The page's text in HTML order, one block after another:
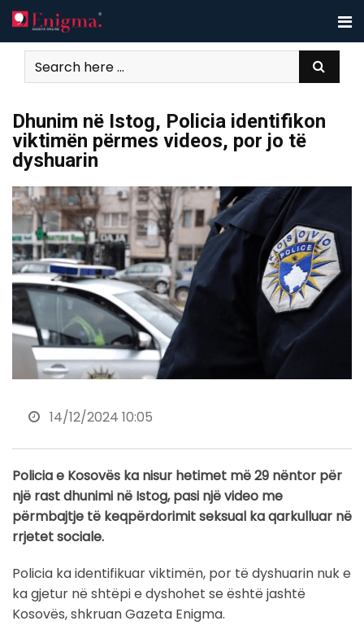
Skip
to
content
Dhunim në Istog, Policia identifikon
viktimën përmes videos, por jo të
dyshuarin
14/12/2024 10:05
Policia e Kosovës ka nisur hetimet më 29 nëntor për
një rast dhunimi në Istog, pasi një video me
përmbajtje të keqpërdorimit seksual ka qarkulluar në
rrjetet sociale.
Policia ka identifikuar viktimën, por të dyshuarin nuk e
ka gjetur në shtëpi e dyshohet se është jashtë
Kosovës, shkruan Gazeta Enigma.